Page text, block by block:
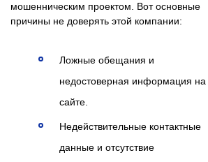
мошенническим проектом. Вот основные
причины не доверять этой компании:
Ложные обещания и
недостоверная информация на
сайте.
Недействительные контактные
данные и отсутствие